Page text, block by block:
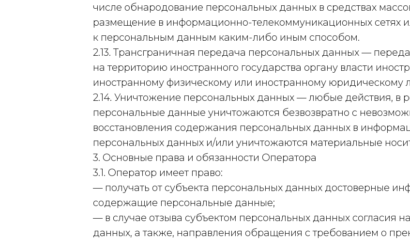
числе обнародование персональных данных в средствах
размещение в информационно-телекоммуникационных сетях
к персональным данным каким-либо иным способом.
2.13. Трансграничная передача персональных данных —
на территорию иностранного государства органу власти
иностранному физическому или иностранному юридическому
2.14. Уничтожение персональных данных — любые действия, в
персональные данные уничтожаются безвозвратно с
восстановления содержания персональных данных в
персональных данных и/или уничтожаются материальные
3. Основные права и обязанности Оператора
3.1. Оператор имеет право:
— получать от субъекта персональных данных достоверные
содержащие персональные данные;
— в случае отзыва субъектом персональных данных согласия
данных, а также, направления обращения с требованием о